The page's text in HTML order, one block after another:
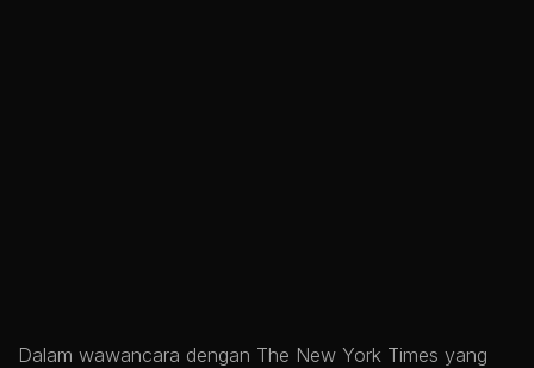
Dalam wawancara dengan The New York Times yang